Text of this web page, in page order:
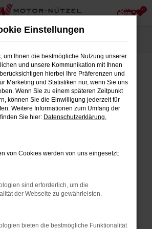
0
ERROR
ein Fehler aufgetreten.
Tipps, die dir helfen können:
Firewall und deine
Browsererweiterungen.
Laden bestimmter Seiten
Einstellungen
um Ihnen die bestmögliche Nutzung unserer
und unsere Kommunikation mit Ihnen
hierbei Ihre Präferenzen und
Marketing und Statistiken nur, wenn Sie uns
Wenn Sie zu einem späteren Zeitpunkt
können Sie die Einwilligung jederzeit für
Weitere Informationen zum Umfang der
Sie hier: Datenschutzerklärung,
von Cookies werden von uns eingesetzt:
sind erforderlich, um die
der Webseite zu gewährleisten.
bieten die bestmögliche Funktionalität